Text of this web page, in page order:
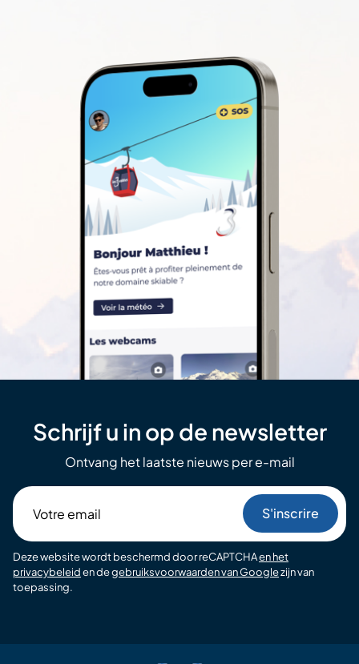
Schrijf u in op de newsletter
Ontvang het laatste nieuws per e-mail
email
Deze website wordt beschermd door reCAPTCHAen het
privacybeleiden degebruiksvoorwaarden van Googlezijn van
toepassing.